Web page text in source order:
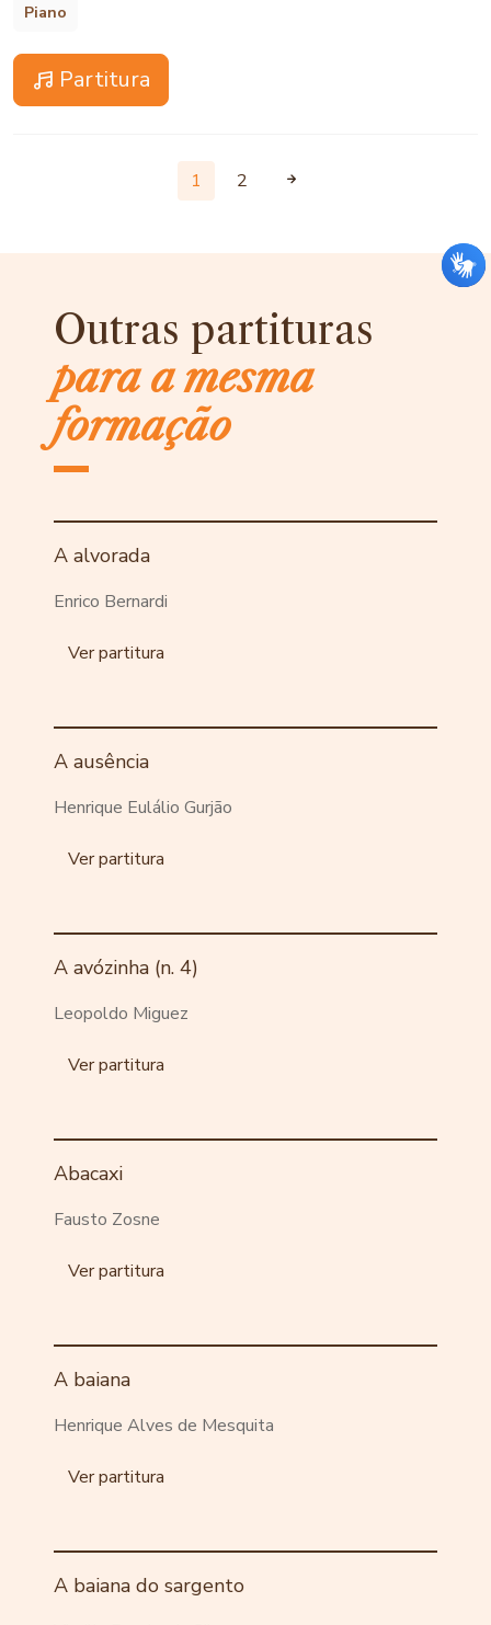
Piano
Partitura
1 2
Outras partituras
para a mesma
formação
A alvorada
Enrico Bernardi
Ver partitura
A ausência
Henrique Eulálio Gurjão
Ver partitura
A avózinha (n. 4)
Leopoldo Miguez
Ver partitura
Abacaxi
Fausto Zosne
Ver partitura
A baiana
Henrique Alves de Mesquita
Ver partitura
A baiana do sargento